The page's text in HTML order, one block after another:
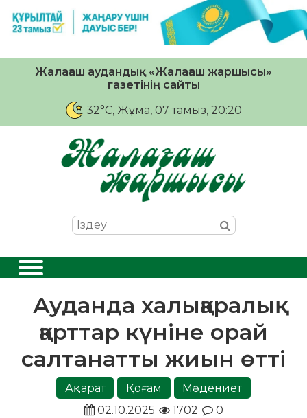
Жалағаш аудандық «Жалағаш жаршысы»
газетінің сайты
32°C, Жұма, 07 тамыз, 20:20
Ауданда халықаралық
қарттар күніне орай
салтанатты жиын өтті
Ақпарат Қоғам
Мәдениет
02.10.2025
1702 0